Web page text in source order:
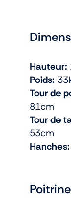
Hauteur:
Poids:
Tour de
81cm
Tour de
53cm
Hanches:
Poitrine